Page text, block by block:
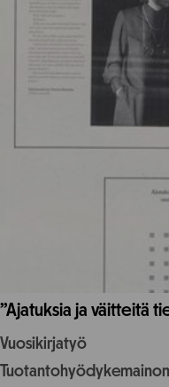
”Ajatuksia ja väitteitä
Vuosikirjatyö